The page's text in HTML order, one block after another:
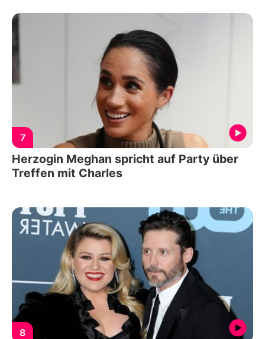
7
Herzogin Meghan spricht auf Party über
Treffen mit Charles
8